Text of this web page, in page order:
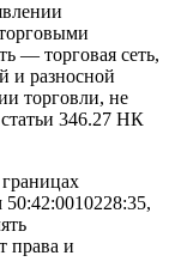
— торговая сеть,
и разносной
торговли, не
346.27 НК
50:42:0010228:35,
права и